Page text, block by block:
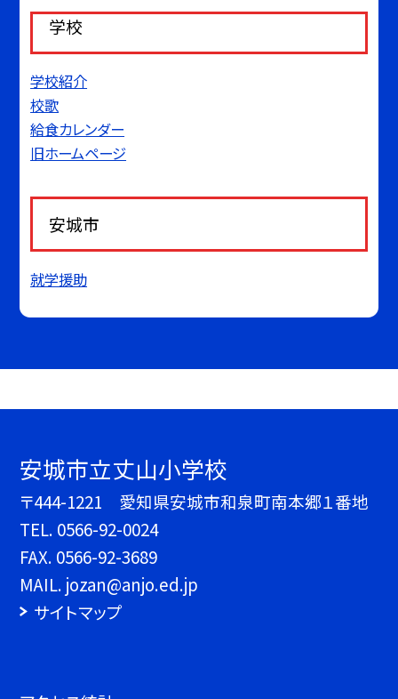
学校
学校紹介
校歌
給食カレンダー
旧ホームページ
安城市
就学援助
安城市立丈山小学校
〒444-1221 愛知県安城市和泉町南本郷１番地
TEL. 0566-92-0024
FAX. 0566-92-3689
MAIL. jozan@anjo.ed.jp
サイトマップ